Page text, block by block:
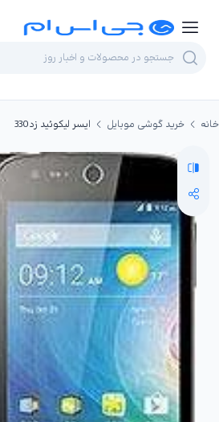
خانه خرید گوشی موبایل ایسر لیکوئید زد330